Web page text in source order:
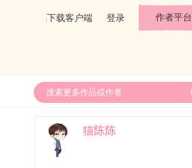
下载客户端 登录 作者平台
猫陈陈